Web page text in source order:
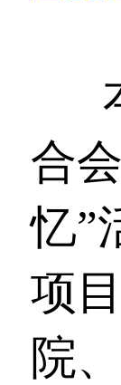
合
忆”
项
院